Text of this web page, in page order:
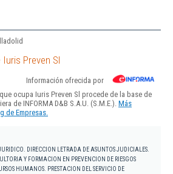
Preven Sl
Información ofrecida por
ocupa Iuris Preven Sl procede de la base de
de INFORMA D&B S.A.U. (S.M.E.). Más
de Empresas.
DIRECCION LETRADA DE ASUNTOS JUDICIALES.
Y FORMACION EN PREVENCION DE RIESGOS
HUMANOS. PRESTACION DEL SERVICIO DE